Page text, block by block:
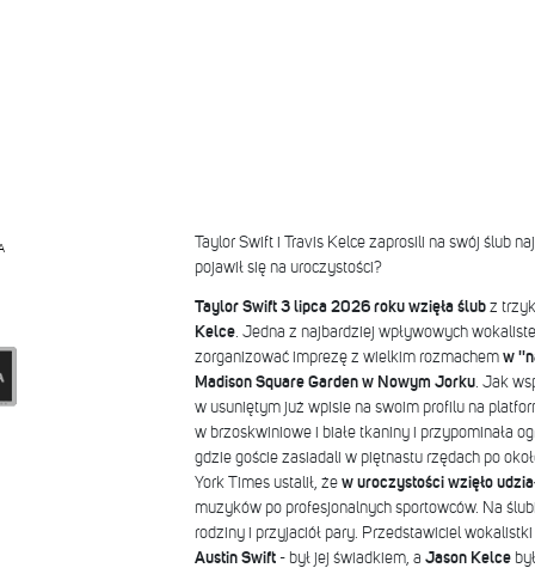
Taylor Swift i Travis Kelce zaprosili na swój ślub
pojawił się na uroczystości?
Taylor Swift 3 lipca 2026 roku wzięła ślubz
Kelce. Jedna z najbardziej wpływowych
zorganizować imprezę z wielkim rozmachemw
Madison Square Garden w Nowym Jorku. Jak
w usuniętym już wpisie na swoim profilu na
w brzoskwiniowe i białe tkaniny i przypominała
gdzie goście zasiadali w piętnastu rzędach po
York Times ustalił, że w uroczystości wzięło
muzyków po profesjonalnych sportowców. Na
rodziny i przyjaciół pary. Przedstawiciel
Austin Swift- był jej świadkiem, a Jason Kelce